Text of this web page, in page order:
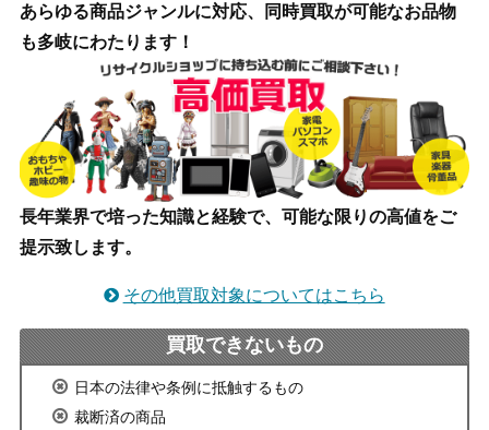
あらゆる商品ジャンルに対応、同時買取が可能なお品物
も多岐にわたります！
長年業界で培った知識と経験で、可能な限りの高値をご
提示致します。
その他買取対象についてはこちら
買取できないもの
日本の法律や条例に抵触するもの
裁断済の商品